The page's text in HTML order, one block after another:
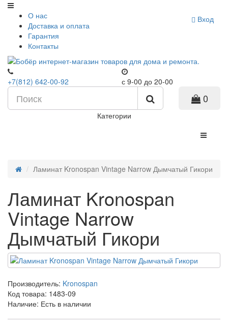
О нас
Доставка и оплата
Гарантия
Контакты
Вход
+7(812) 642-00-92 с 9-00 до 20-00
0
Категории
Ламинат Kronospan Vintage Narrow Дымчатый Гикори
Ламинат Kronospan
Vintage Narrow
Дымчатый Гикори
Производитель: Kronospan
Код товара: 1483-09
Наличие: Есть в наличии